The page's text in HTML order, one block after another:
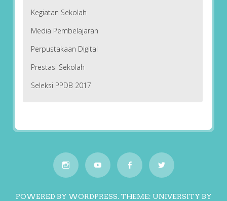
Kegiatan Sekolah
Media Pembelajaran
Perpustakaan Digital
Prestasi Sekolah
Seleksi PPDB 2017
POWERED BY WORDPRESS.THEME: UNIVERSITY BY